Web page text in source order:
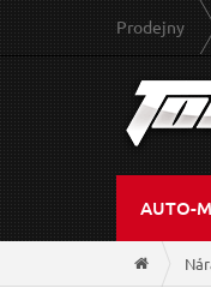
Prodejny
AUTO-